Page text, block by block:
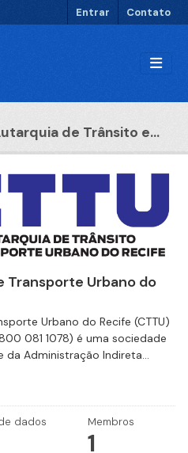
Entrar Contato
de Trânsito e...
Transporte Urbano do
Urbano do Recife (CTTU)
081 1078) é uma sociedade
Administração Indireta...
dados Membros
1